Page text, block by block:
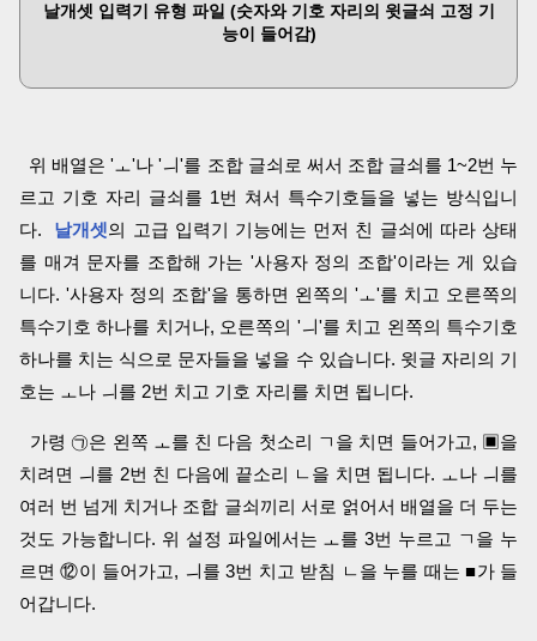
날개셋 입력기 유형 파일 (숫자와 기호 자리의 윗글쇠 고정 기
능이 들어감)
위 배열은 'ㅗ'나 'ㅢ'를 조합 글쇠로 써서 조합 글쇠를 1~2번 누
르고 기호 자리 글쇠를 1번 쳐서 특수기호들을 넣는 방식입니
다. 날개셋의 고급 입력기 기능에는 먼저 친 글쇠에 따라 상태
를 매겨 문자를 조합해 가는 '사용자 정의 조합'이라는 게 있습
니다. '사용자 정의 조합'을 통하면 왼쪽의 'ㅗ'를 치고 오른쪽의
특수기호 하나를 치거나, 오른쪽의 'ㅢ'를 치고 왼쪽의 특수기호
하나를 치는 식으로 문자들을 넣을 수 있습니다. 윗글 자리의 기
호는 ㅗ나 ㅢ를 2번 치고 기호 자리를 치면 됩니다.
가령 ㉠은 왼쪽 ㅗ를 친 다음 첫소리 ㄱ을 치면 들어가고, ▣을
치려면 ㅢ를 2번 친 다음에 끝소리 ㄴ을 치면 됩니다. ㅗ나 ㅢ를
여러 번 넘게 치거나 조합 글쇠끼리 서로 얽어서 배열을 더 두는
것도 가능합니다. 위 설정 파일에서는 ㅗ를 3번 누르고 ㄱ을 누
르면 ⑫이 들어가고, ㅢ를 3번 치고 받침 ㄴ을 누를 때는 ■가 들
어갑니다.